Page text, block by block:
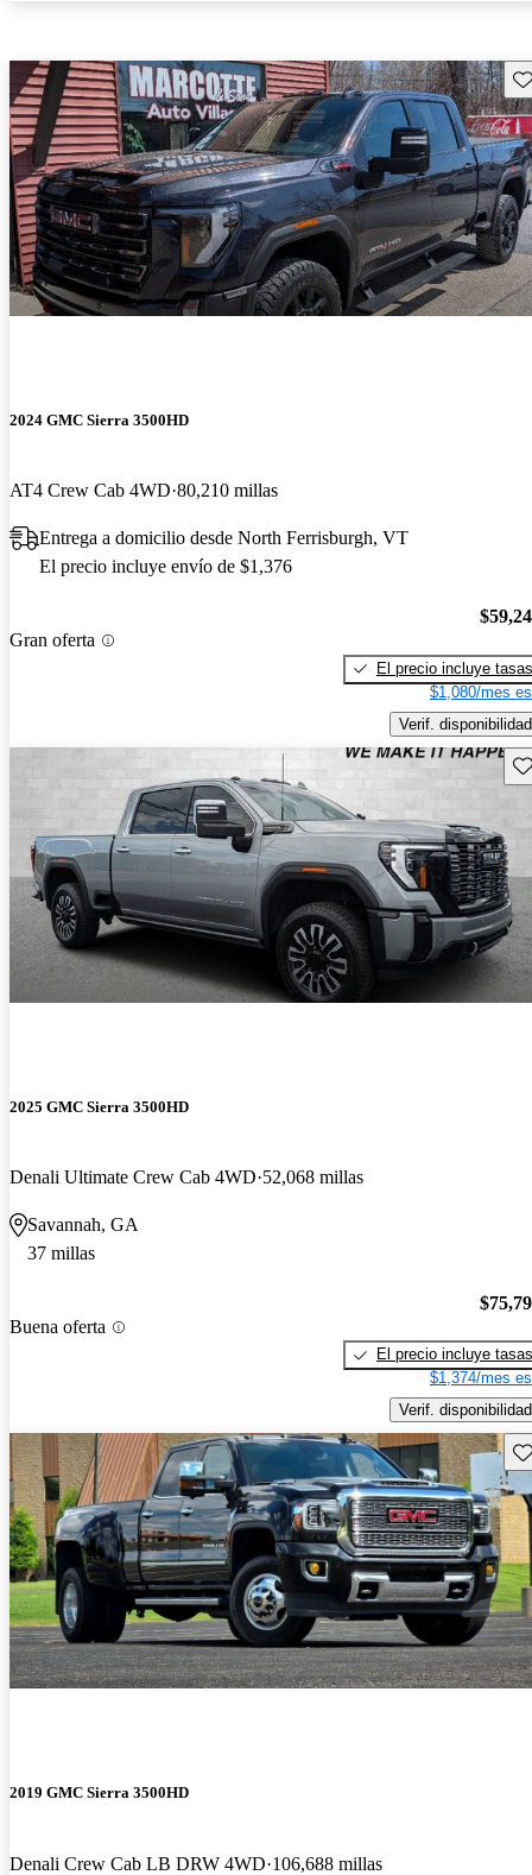
2024 GMC Sierra 3500HD
AT4 Crew Cab 4WD 80,210 millas
Entrega a domicilio desde North Ferrisburgh, VT
El precio incluye envío de $1,376
Gran oferta
El precio incluye tasas
$1,080/mes
Verif. disponibilidad
2025 GMC Sierra 3500HD
Denali Ultimate Crew Cab 4WD 52,068 millas
Savannah, GA
37 millas
Buena oferta
El precio incluye tasas
$1,374/mes
Verif. disponibilidad
2019 GMC Sierra 3500HD
Denali Crew Cab LB DRW 4WD 106,688 millas